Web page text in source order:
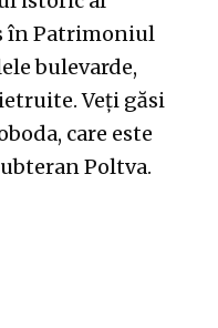
în Patrimoniul
bulevarde,
Veți găsi
care este
Poltva.